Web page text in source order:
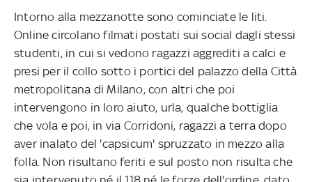
Intorno alla mezzanotte sono cominciate le liti.
Online circolano filmati postati sui social dagli stessi
studenti, in cui si vedono ragazzi aggrediti a calci e
presi per il collo sotto i portici del palazzo della Città
metropolitana di Milano, con altri che poi
intervengono in loro aiuto, urla, qualche bottiglia
che vola e poi, in via Corridoni, ragazzi a terra dopo
aver inalato del 'capsicum' spruzzato in mezzo alla
folla. Non risultano feriti e sul posto non risulta che